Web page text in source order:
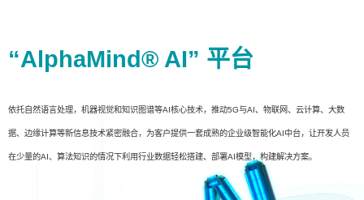
“AlphaMind® AI” 平台
依托自然语言处理，机器视觉和知识图谱等AI核心技术，推动5G与AI、物联网、云计算、大数
据、边缘计算等新信息技术紧密融合，为客户提供一套成熟的企业级智能化AI中台，让开发人员
在少量的AI、算法知识的情况下利用行业数据轻松搭建、部署AI模型，构建解决方案。